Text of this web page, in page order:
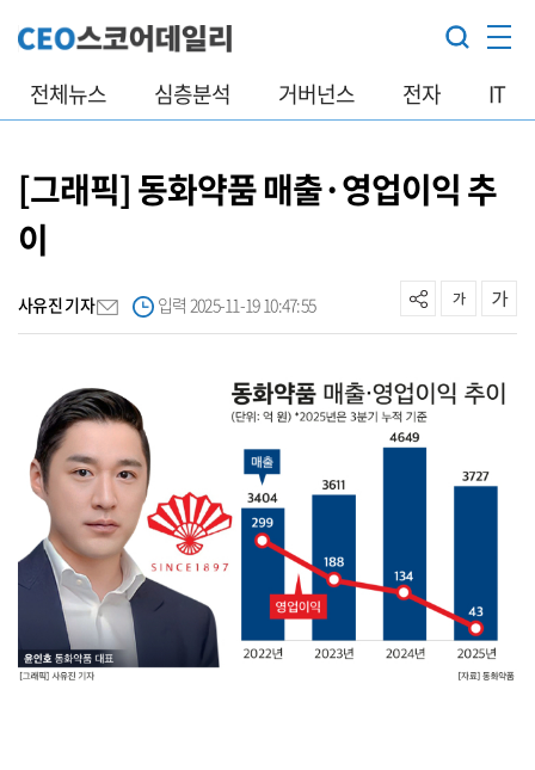
전체뉴스 심층분석 거버넌스 전자 IT
[그래픽] 동화약품 매출·영업이익 추
이
사유진 기자 입력 2025-11-19 10:47:55